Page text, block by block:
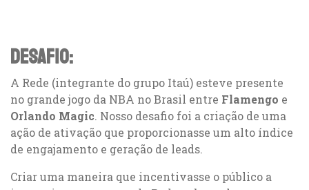
Desafio:
A Rede (integrante do grupo Itaú) esteve presente
no grande jogo da NBA no Brasil entre Flamengo e
Orlando Magic. Nosso desafio foi a criação de uma
ação de ativação que proporcionasse um alto índice
de engajamento e geração de leads.
Criar uma maneira que incentivasse o público a